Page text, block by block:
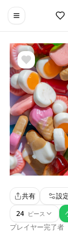
Toggle
お
プレイヤー完了者
共有 設
24 ピース